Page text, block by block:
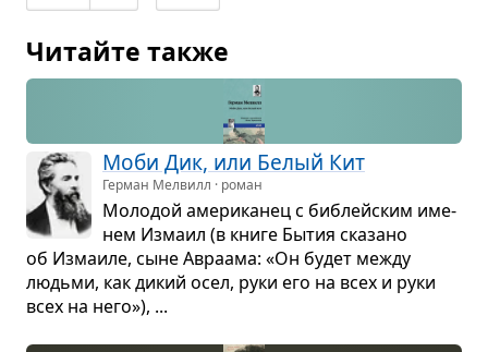
Читайте также
Моби Дик, или Белый Кит
Герман Мелвилл · роман
Моло­дой аме­ри­ка­нец с биб­лейским име­
нем Измаил (в книге Бытия ска­зано
об Изма­иле, сыне Авраама: «Он будет между
людьми, как дикий осел, руки его на всех и руки
всех на него»), ...